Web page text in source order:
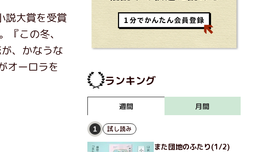
説大賞を受賞
この冬、
、かなうな
オーロラを
ランキング
週間 月間
1 試し読み
また団地のふたり(1/2)